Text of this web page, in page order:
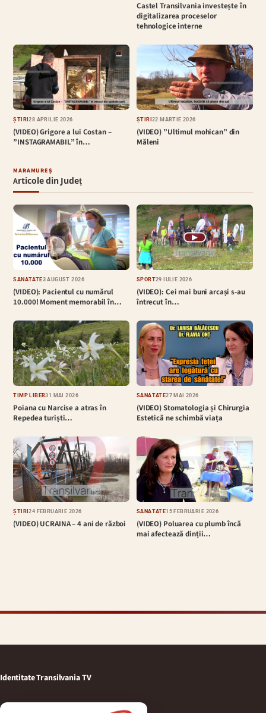
Castel Transilvania investește în
digitalizarea proceselor
tehnologice interne
ȘTIRI28 APRILIE 2026
(VIDEO) Grigore a lui Costan –
”INSTAGRAMABIL” în…
ȘTIRI22 MARTIE 2026
(VIDEO) ”Ultimul mohican” din
Măleni
MARAMUREȘ
Articole din Județ
SĂNĂTATE3 AUGUST 2026
(VIDEO): Pacientul cu numărul
10.000! Moment memorabil în…
▶
SPORT29 IULIE 2026
(VIDEO): Cei mai buni arcași s-au
întrecut în…
TIMP LIBER31 MAI 2026
Poiana cu Narcise a atras în
Repedea turiști…
SĂNĂTATE27 MAI 2026
(VIDEO) Stomatologia și Chirurgia
Estetică ne schimbă viața
ȘTIRI24 FEBRUARIE 2026
(VIDEO) UCRAINA – 4 ani de război
SĂNĂTATE15 FEBRUARIE 2026
(VIDEO) Poluarea cu plumb încă
mai afectează dinții…
Identitate Transilvania TV